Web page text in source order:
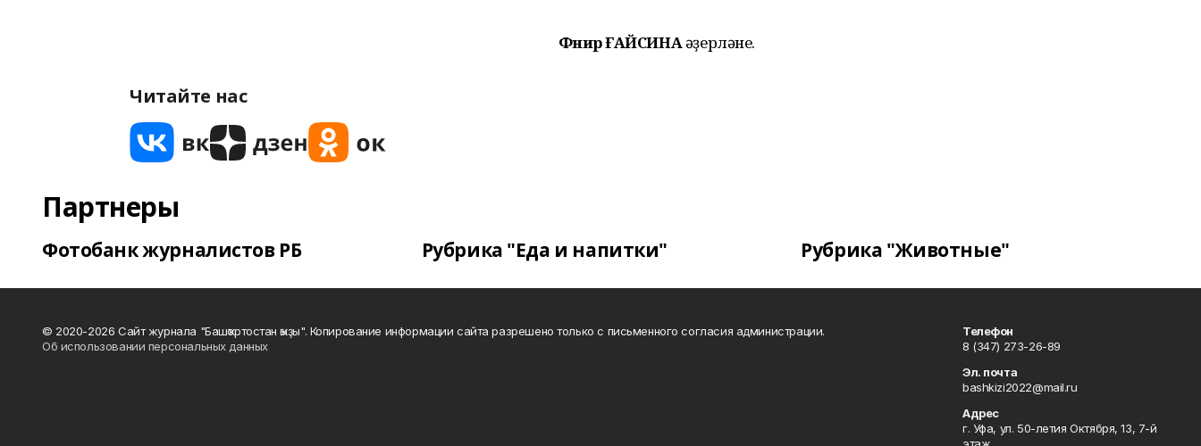
Фәнирә ҒАЙСИНАәҙерләне.
Читайте нас
Партнеры
Фотобанк журналистов РБ Рубрика "Еда и напитки" Рубрика "Животные"
© 2020-2026 Сайт журнала "Башҡортостан ҡыҙы". Копирование информации сайта разрешено только с письменного согласия администрации.
Об использовании персональных данных
Телефон
8 (347) 273-26-89
Эл. почта
bashkizi2022@mail.ru
Адрес
г. Уфа, ул. 50-летия Октября, 13, 7-й